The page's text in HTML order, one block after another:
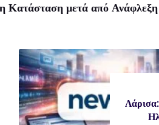
Κατάσταση μετά από Ανάφλεξη